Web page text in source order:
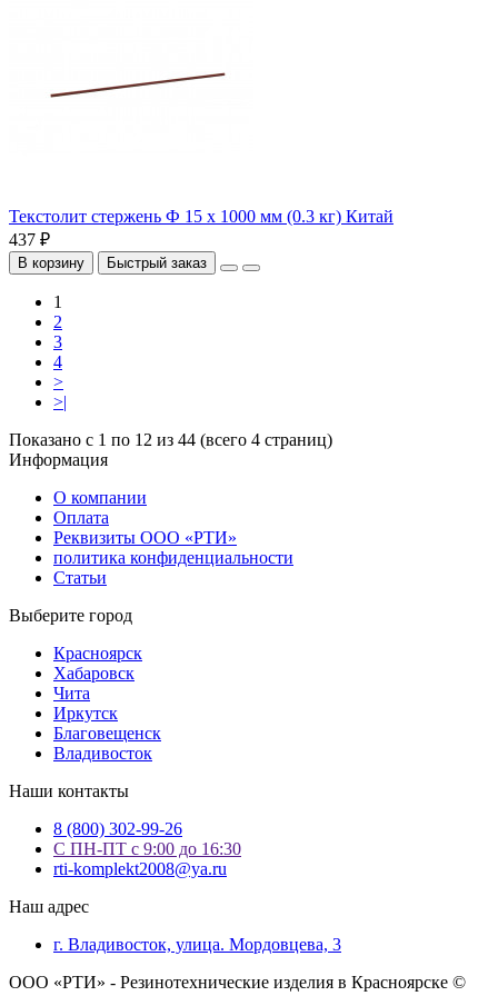
Текстолит стержень Ф 15 х 1000 мм (0.3 кг) Китай
437 ₽
В корзину Быстрый заказ
1
2
3
4
>
>|
Показано с 1 по 12 из 44 (всего 4 страниц)
Информация
О компании
Оплата
Реквизиты ООО «РТИ»
политика конфиденциальности
Статьи
Выберите город
Красноярск
Хабаровск
Чита
Иркутск
Благовещенск
Владивосток
Наши контакты
8 (800) 302-99-26
С ПН-ПТ с 9:00 до 16:30
rti-komplekt2008@ya.ru
Наш адрес
г. Владивосток, улица. Мордовцева, 3
ООО «РТИ» - Резинотехнические изделия в Красноярске ©